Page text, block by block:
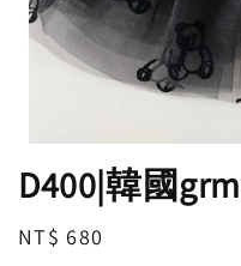
D400|韓國
Regular
NT$ 680